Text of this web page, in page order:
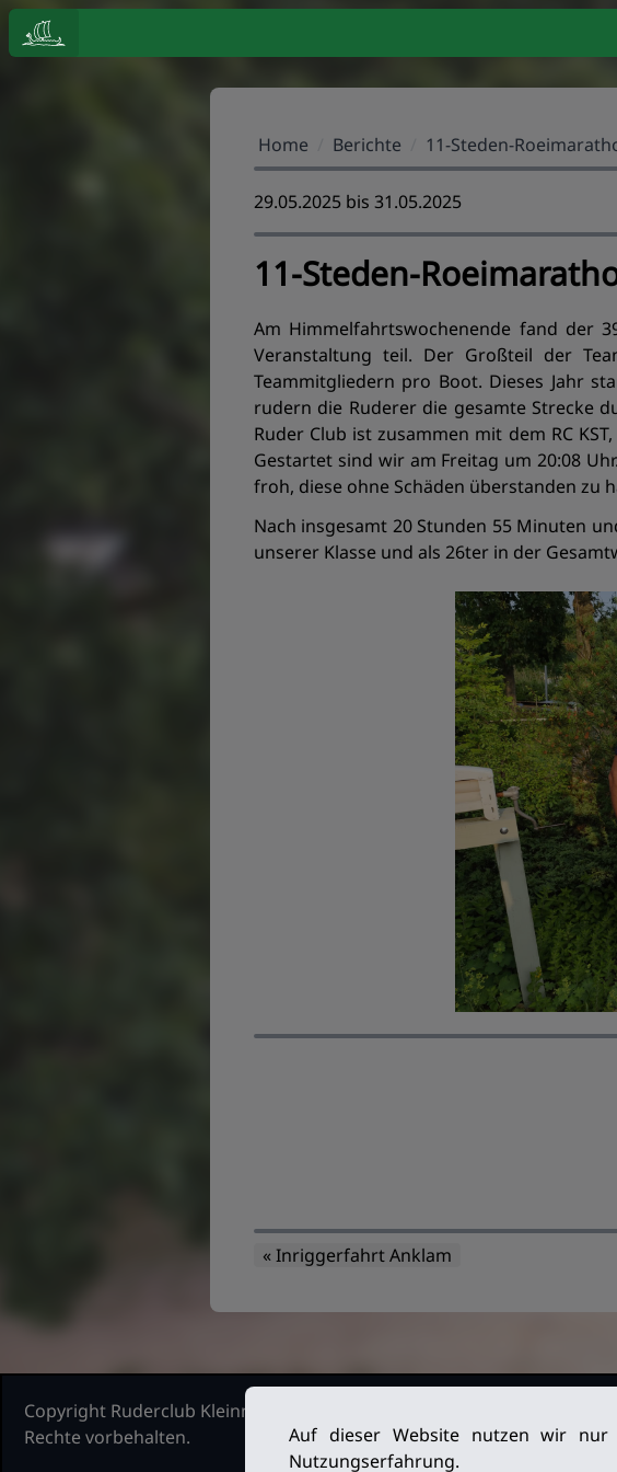
Home Berichte 11-Steden-
29.05.2025 bis 31.05.2025
11-Steden-
Am Himmelfahrtswochenende fand der
Veranstaltung teil. Der Großteil der
Teammitgliedern pro Boot. Dieses Jahr
rudern die Ruderer die gesamte Strecke
Ruder Club ist zusammen mit dem RC
Gestartet sind wir am Freitag um 20:08
froh, diese ohne Schäden überstanden zu
Nach insgesamt 20 Stunden 55 Minuten
unserer Klasse und als 26ter in der
« Inriggerfahrt Anklam
Copyright Ruderclub Kleinmachnow Stahnsdorf Teltow, 2026. Alle
Rechte vorbehalten.
Auf dieser Website nutzen wir nur
Nutzungserfahrung.